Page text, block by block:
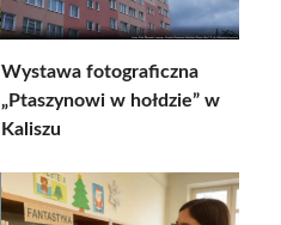
Wystawa fotograficzna
„Ptaszynowi w hołdzie” w
Kaliszu